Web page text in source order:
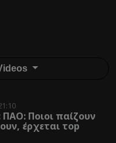
Ποιοι παίζουν
έρχεται τοp